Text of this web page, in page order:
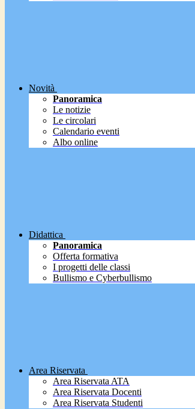
Novità
Panoramica
Le notizie
Le circolari
Calendario eventi
Albo online
Didattica
Panoramica
Offerta formativa
I progetti delle classi
Bullismo e Cyberbullismo
Area Riservata
Area Riservata ATA
Area Riservata Docenti
Area Riservata Studenti